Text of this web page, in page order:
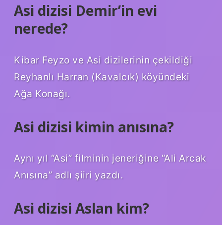
Asi dizisi Demir’in evi
nerede?
Kibar Feyzo ve Asi dizilerinin çekildiği
Reyhanlı Harran (Kavalcık) köyündeki
Ağa Konağı.
Asi dizisi kimin anısına?
Aynı yıl “Asi” filminin jeneriğine “Ali Arcak
Anısına” adlı şiiri yazdı.
Asi dizisi Aslan kim?